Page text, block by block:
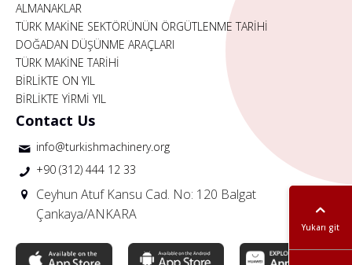
Yukarı git
ALMANAKLAR
TÜRK MAKİNE SEKTÖRÜNÜN ÖRGÜTLENME TARİHİ
DOĞADAN DÜŞÜNME ARAÇLARI
TÜRK MAKİNE TARİHİ
BİRLİKTE ON YIL
BİRLİKTE YİRMİ YIL
Contact Us
info@turkishmachinery.org
+90 (312) 444 12 33
Ceyhun Atuf Kansu Cad. No: 120 Balgat
Çankaya/ANKARA